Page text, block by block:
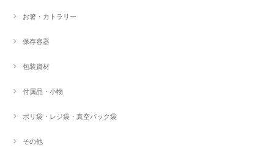
お箸・カトラリー
保存容器
包装資材
付属品・小物
ポリ袋・レジ袋・真空パック袋
その他